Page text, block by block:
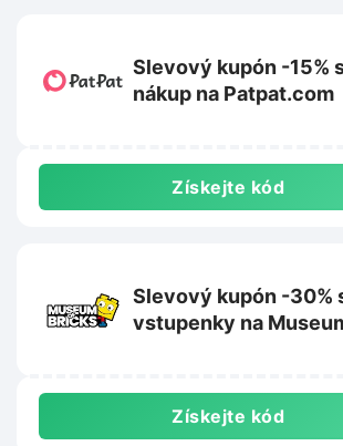
Slevový kupón -15%
nákup na Patpat.com
Získejte kód
Slevový kupón -30%
vstupenky na
Získejte kód